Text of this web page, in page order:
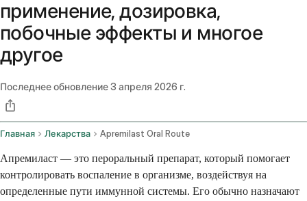
применение, дозировка,
побочные эффекты и многое
другое
Последнее обновление3 апреля 2026 г.
Главная Лекарства Apremilast Oral Route
Апремиласт — это пероральный препарат, который помогает
контролировать воспаление в организме, воздействуя на
определенные пути иммунной системы. Его обычно назначают